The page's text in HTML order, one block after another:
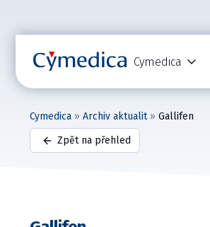
Cymedica
Cymedica » Archiv aktualit» Gallifen
Zpět na přehled